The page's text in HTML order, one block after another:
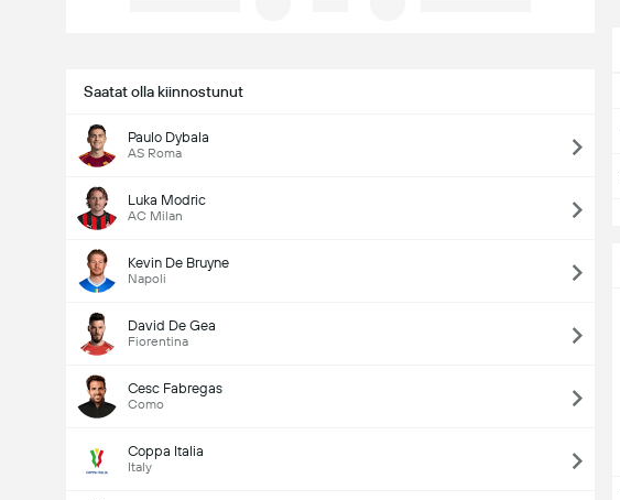
Saatat olla kiinnostunut
Paulo Dybala
AS Roma
Luka Modric
AC Milan
Kevin De Bruyne
Napoli
David De Gea
Fiorentina
Cesc Fabregas
Como
Coppa Italia
Italy